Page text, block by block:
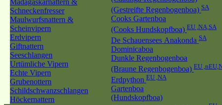
Madagaskarnattern &
Schneckenfresser
Maulwurfsnattern &
Scheinvipern
Erdvipern
Giftnattern
Seeschlangen
Urtümliche Vipern
Echte Vipern
Grubenottern
Schildschwanzschlangen
Höckernattern
(Gestreifte Regenbogenboa) SA
Cooks Gartenboa
(Cooks Hundskopfboa) EU ,NA,SA
De Schauensees Anakonda SA
Dominicaboa
Dunkle Regenbogenboa
(Braune Regenbogenboa) EU
Erdpython EU ,NA
Gartenboa
(Hundskopfboa)